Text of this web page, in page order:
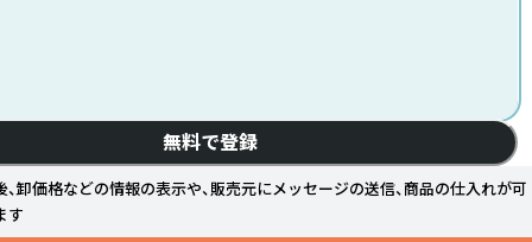
無料で登録
、卸価格などの情報の表示や、販売元にメッセージの送信、商品の仕入れが可
す